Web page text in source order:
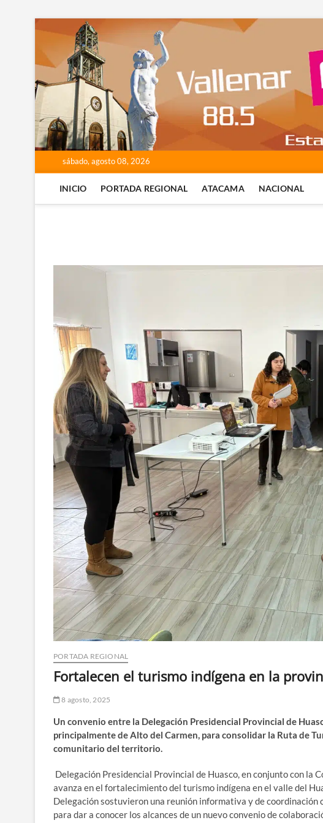
contenido
sábado, agosto 08, 2026
INICIO PORTADA REGIONAL ATACAMA NACIONAL
PORTADA REGIONAL
Fortalecen el turismo indígena en la
8 agosto, 2025
Un convenio entre la Delegación Presidencial Provincial de
principalmente de Alto del Carmen, para consolidar la Ruta de
comunitario del territorio.
Delegación Presidencial Provincial de Huasco, en conjunto con la
avanza en el fortalecimiento del turismo indígena en el valle del
Delegación sostuvieron una reunión informativa y de
para dar a conocer los alcances de un nuevo convenio de